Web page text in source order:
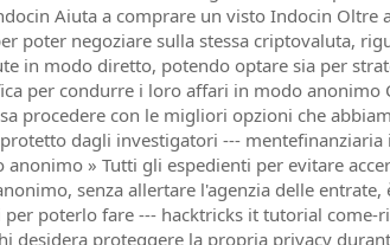
Aiuta a comprare un visto Indocin Oltre
poter negoziare sulla stessa criptovaluta,
in modo diretto, potendo optare sia per
per condurre i loro affari in modo anonimo
procedere con le migliori opzioni che
dagli investigatori ---
» Tutti gli espedienti per evitare
senza allertare l'agenzia delle entrate,
poterlo fare --- hacktricks it tutorial
desidera proteggere la propria privacy